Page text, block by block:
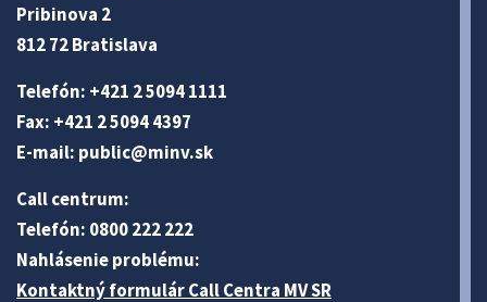
Pribinova 2
812 72 Bratislava
Telefón: +421 2 5094 1111
Fax: +421 2 5094 4397
E-mail: public@minv.sk
Call centrum:
Telefón: 0800 222 222
Nahlásenie problému:
Kontaktný formulár Call Centra MV SR